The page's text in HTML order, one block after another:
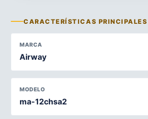
CARACTERÍSTICAS PRINCIPALES
MARCA
Airway
MODELO
ma-12chsa2